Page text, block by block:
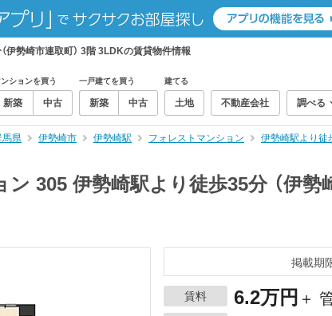
伊勢崎市連取町） 3階 3LDKの賃貸物件情報
ションを買う
新築 中古
一戸建てを買う
新築 中古
建てる
土地 不動産会社 調べる
馬県 伊勢崎市 伊勢崎駅 フォレストマンション 伊勢崎駅より徒
305 伊勢崎駅より徒歩35分 （伊勢
掲載期
賃料 6.2万円 ＋